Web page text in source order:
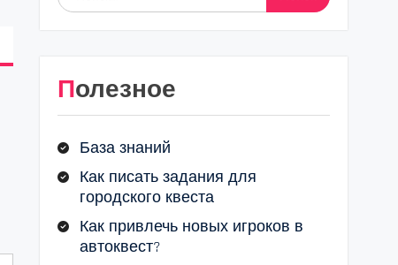
Полезное
База знаний
Как писать задания для
городского квеста
Как привлечь новых игроков в
автоквест?